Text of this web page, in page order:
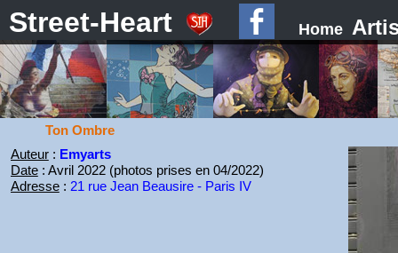
Street-Heart Home
Ton Ombre
Auteur: Emyarts
Date: Avril 2022 (photos prises en 04/2022)
Adresse: 21 rue Jean Beausire - Paris IV